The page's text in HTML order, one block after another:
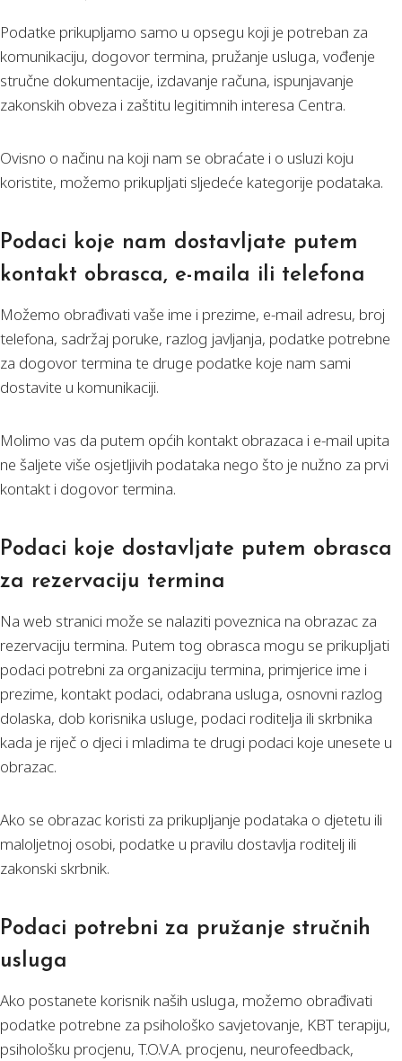
Podatke prikupljamo samo u opsegu koji je potreban za
komunikaciju, dogovor termina, pružanje usluga, vođenje
stručne dokumentacije, izdavanje računa, ispunjavanje
zakonskih obveza i zaštitu legitimnih interesa Centra.
Ovisno o načinu na koji nam se obraćate i o usluzi koju
koristite, možemo prikupljati sljedeće kategorije podataka.
Podaci koje nam dostavljate putem
kontakt obrasca, e-maila ili telefona
Možemo obrađivati vaše ime i prezime, e-mail adresu, broj
telefona, sadržaj poruke, razlog javljanja, podatke potrebne
za dogovor termina te druge podatke koje nam sami
dostavite u komunikaciji.
Molimo vas da putem općih kontakt obrazaca i e-mail upita
ne šaljete više osjetljivih podataka nego što je nužno za prvi
kontakt i dogovor termina.
Podaci koje dostavljate putem obrasca
za rezervaciju termina
Na web stranici može se nalaziti poveznica na obrazac za
rezervaciju termina. Putem tog obrasca mogu se prikupljati
podaci potrebni za organizaciju termina, primjerice ime i
prezime, kontakt podaci, odabrana usluga, osnovni razlog
dolaska, dob korisnika usluge, podaci roditelja ili skrbnika
kada je riječ o djeci i mladima te drugi podaci koje unesete u
obrazac.
Ako se obrazac koristi za prikupljanje podataka o djetetu ili
maloljetnoj osobi, podatke u pravilu dostavlja roditelj ili
zakonski skrbnik.
Podaci potrebni za pružanje stručnih
usluga
Ako postanete korisnik naših usluga, možemo obrađivati
podatke potrebne za psihološko savjetovanje, KBT terapiju,
psihološku procjenu, T.O.V.A. procjenu, neurofeedback,